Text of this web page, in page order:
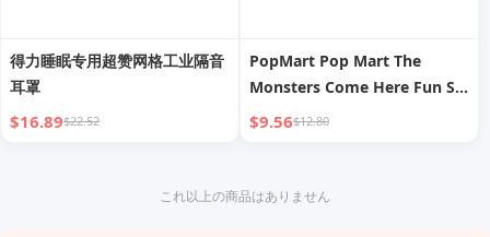
得力睡眠专用超赞网格工业隔音
耳罩
$16.89$22.52
PopMart Pop Mart The
Monsters Come Here Fun Si
ラトルドラム Labubu イヤホン
$9.56$12.80
これ以上の商品はありません